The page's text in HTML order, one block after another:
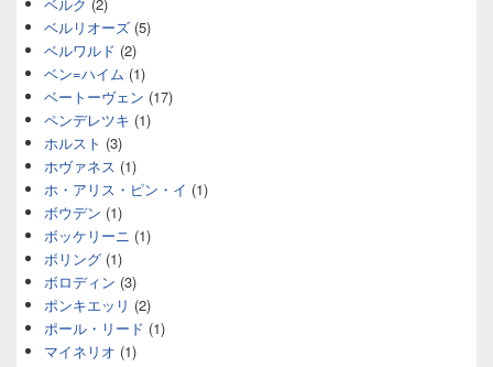
ベルク (2)
ベルリオーズ (5)
ベルワルド (2)
ベン=ハイム (1)
ベートーヴェン (17)
ペンデレツキ (1)
ホルスト (3)
ホヴァネス (1)
ホ・アリス・ピン・イ (1)
ボウデン (1)
ボッケリーニ (1)
ボリング (1)
ボロディン (3)
ポンキエッリ (2)
ポール・リード (1)
マイネリオ (1)